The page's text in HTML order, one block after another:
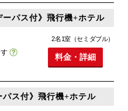
ーパス付》飛行機+ホテル
2名1室（セミダブル）
料金・詳細
パス付》飛行機+ホテル